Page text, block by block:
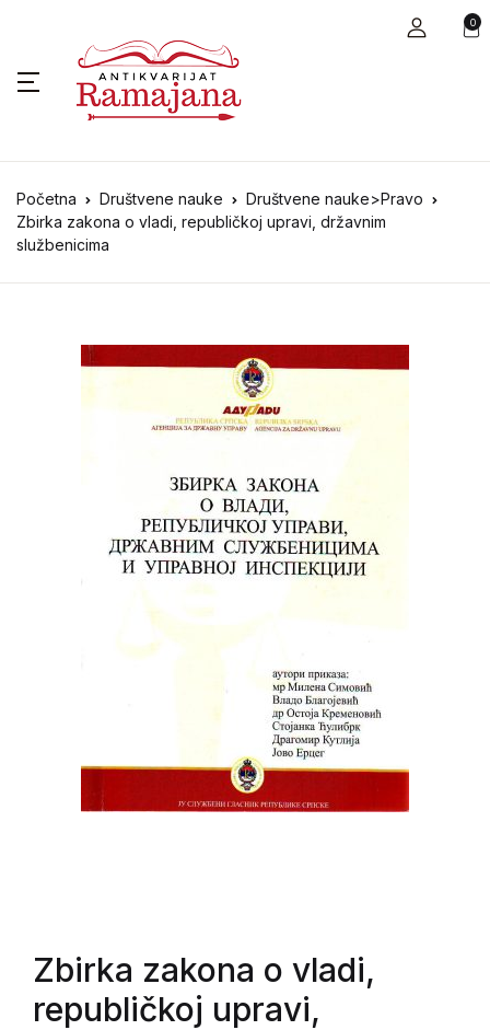
0
Početna Društvene nauke
Društvene nauke>Pravo
Zbirka zakona o vladi, republičkoj upravi, državnim
službenicima
Zbirka zakona o vladi,
republičkoj upravi,